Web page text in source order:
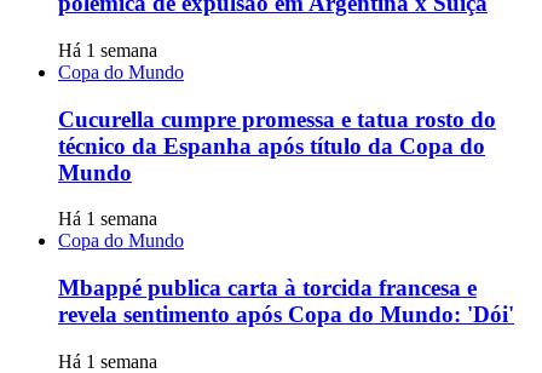
Há 1 semana
Copa do Mundo
Cucurella cumpre promessa e tatua rosto do
técnico da Espanha após título da Copa do
Mundo
Há 1 semana
Copa do Mundo
Mbappé publica carta à torcida francesa e
revela sentimento após Copa do Mundo: 'Dói'
Há 1 semana